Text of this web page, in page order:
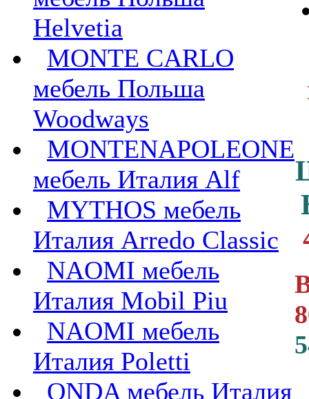
Helvetia
MONTE CARLO
мебель Польша
Woodways
MONTENAPOLEONE
мебель Италия Alf
MYTHOS мебель
Италия Arredo Classic
NAOMI мебель
Италия Mobil Piu
NAOMI мебель
Италия Poletti
ONDA мебель Италия